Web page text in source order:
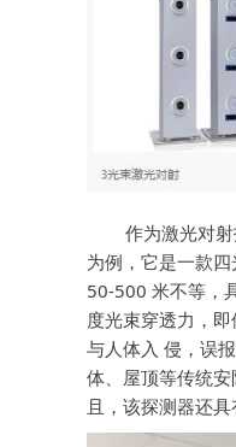
作为激光对射
为例，它是一款
50-500 米不等，
度光束穿透力，
与人体入 侵，误
体、屋顶等传统
且，该探测器还